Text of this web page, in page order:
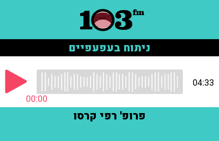
ניתוח בעפעפיים
00:00
04:33
פרופ' רפי קרסו